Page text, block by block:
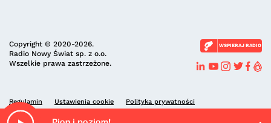
Copyright © 2020-2026.
Radio Nowy Świat sp. z o.o.
Wszelkie prawa zastrzeżone.
WSPIERAJ RADIO
Regulamin Ustawienia cookie Polityka prywatności